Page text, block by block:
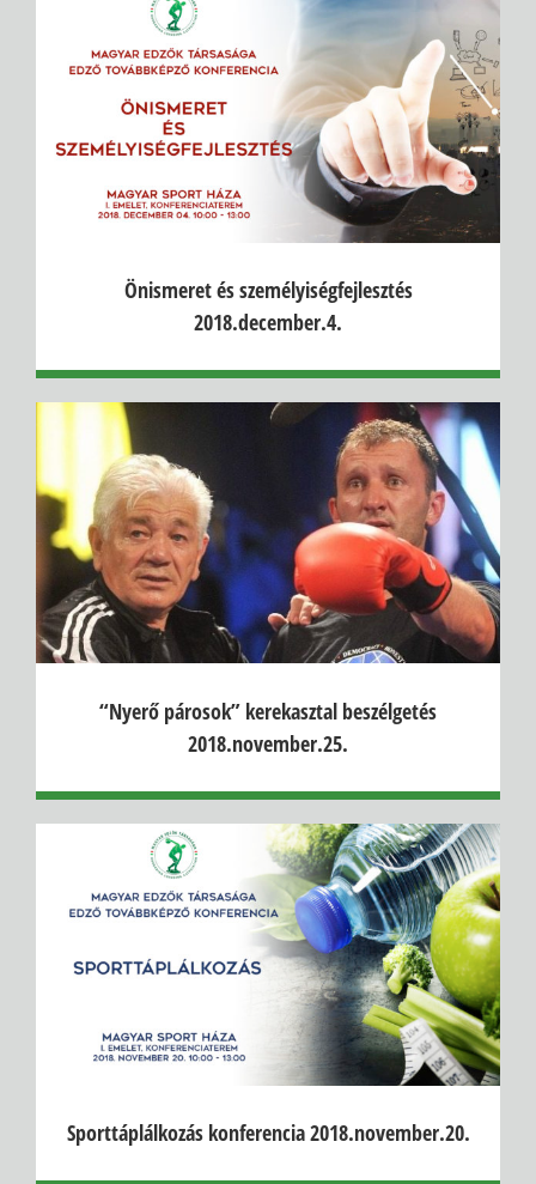
Önismeret és személyiségfejlesztés
2018.december.4.
“Nyerő párosok” kerekasztal beszélgetés
2018.november.25.
Sporttáplálkozás konferencia 2018.november.20.